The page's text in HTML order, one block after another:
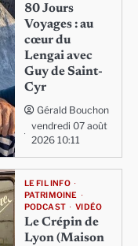
80 Jours
Voyages : au
cœur du
Lengai avec
Guy de Saint-
Cyr
Gérald Bouchon
vendredi 07 août
2026 10:11
LE FIL INFO
PATRIMOINE
PODCAST
VIDÉO
Le Crépin de
Lyon (Maison